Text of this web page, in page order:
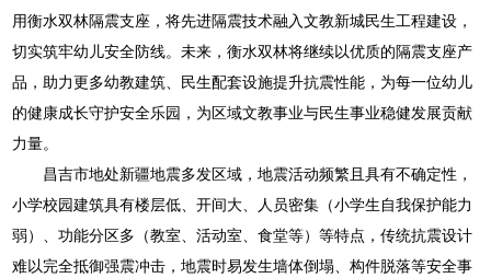
用衡水双林隔震支座，将先进隔震技术融入文教新城民生工程建设，
切实筑牢幼儿安全防线。未来，衡水双林将继续以优质的隔震支座产
品，助力更多幼教建筑、民生配套设施提升抗震性能，为每一位幼儿
的健康成长守护安全乐园，为区域文教事业与民生事业稳健发展贡献
力量。
昌吉市地处新疆地震多发区域，地震活动频繁且具有不确定性，
小学校园建筑具有楼层低、开间大、人员密集（小学生自我保护能力
弱）、功能分区多（教室、活动室、食堂等）等特点，传统抗震设计
难以完全抵御强震冲击，地震时易发生墙体倒塌、构件脱落等安全事